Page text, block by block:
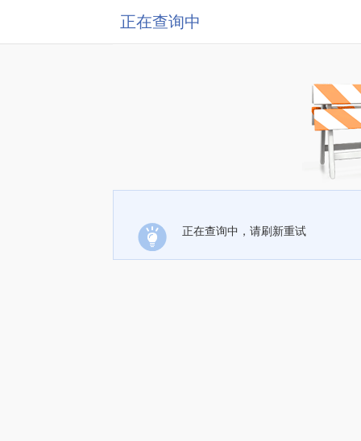
正在查询中
正在查询中，请刷新重试